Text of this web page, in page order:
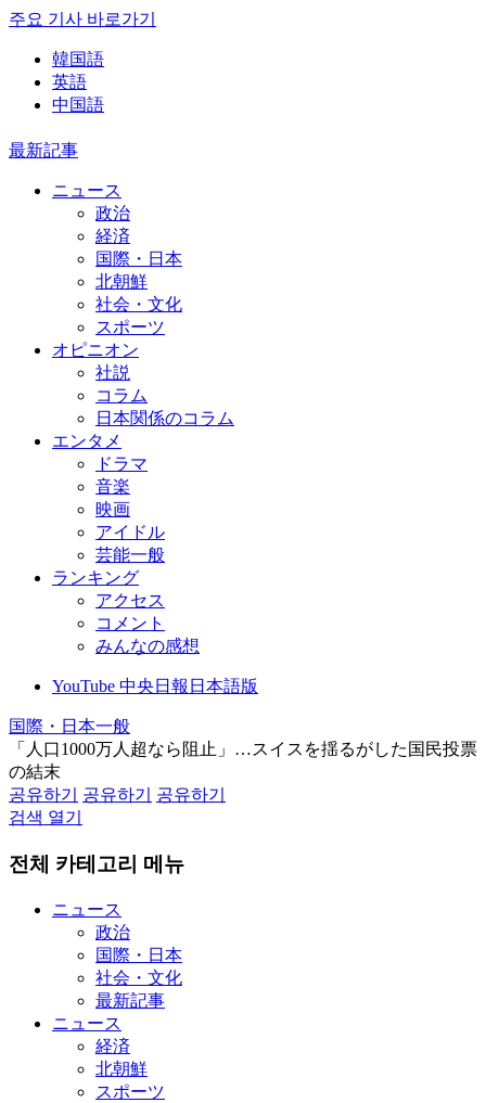
주요 기사 바로가기
韓国語
英語
中国語
最新記事
ニュース
政治
経済
国際・日本
北朝鮮
社会・文化
スポーツ
オピニオン
社説
コラム
日本関係のコラム
エンタメ
ドラマ
音楽
映画
アイドル
芸能一般
ランキング
アクセス
コメント
みんなの感想
YouTube 中央日報日本語版
国際・日本一般
「人口1000万人超なら阻止」…スイスを揺るがした国民投票
の結末
공유하기
공유하기
공유하기
검색 열기
전체 카테고리 메뉴
ニュース
政治
国際・日本
社会・文化
最新記事
ニュース
経済
北朝鮮
スポーツ